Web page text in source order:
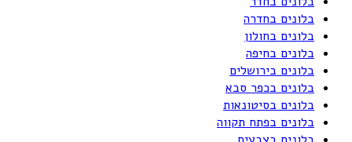
בלונים בחדרה
בלונים בחולון
בלונים בחיפה
בלונים בירושלים
בלונים בכפר סבא
בלונים בסיטונאות
בלונים בפתח תקווה